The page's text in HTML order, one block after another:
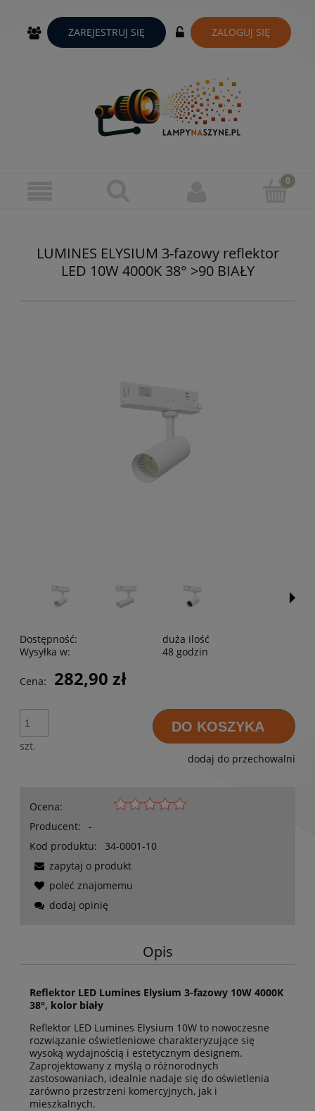
ZAREJESTRUJ SIĘ ZALOGUJ SIĘ
LUMINES ELYSIUM 3-fazowy reflektor
LED 10W 4000K 38° >90 BIAŁY
Dostępność:
duża ilość
Wysyłka w:
48 godzin
Cena: 282,90 zł
szt.
DO KOSZYKA
dodaj do przechowalni
Ocena:
Producent:
-
Kod produktu:
34-0001-10
zapytaj o produkt
poleć znajomemu
dodaj opinię
Opis
Reflektor LED Lumines Elysium 3-fazowy 10W 4000K
38°, kolor biały
Reflektor LED Lumines Elysium 10W to nowoczesne
rozwiązanie oświetleniowe charakteryzujące się
wysoką wydajnością i estetycznym designem.
Zaprojektowany z myślą o różnorodnych
zastosowaniach, idealnie nadaje się do oświetlenia
zarówno przestrzeni komercyjnych, jak i
mieszkalnych.